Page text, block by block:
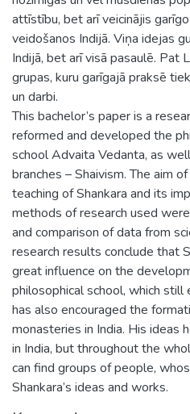
attīstību, bet arī veicinājis
veidošanos Indijā. Viņa idejas
Indijā, bet arī visā pasaulē. Pat
grupas, kuru garīgajā praksē
un darbi.
This bachelor’s paper is a
reformed and developed the
school Advaita Vedanta, as
branches – Shaivism. The aim
teaching of Shankara and its
methods of research used
and comparison of data from
research results conclude that
great influence on the
philosophical school, which
has also encouraged the
monasteries in India. His ideas
in India, but throughout the
can find groups of people,
Shankara’s ideas and works.